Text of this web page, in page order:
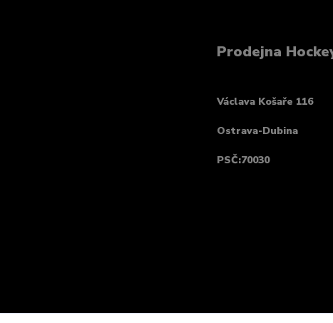
Prodejna
Václava Košaře 116
Ostrava-Dubina
PSČ:70030